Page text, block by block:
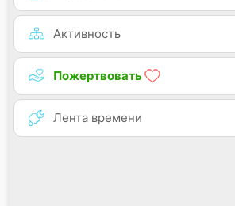
Активность
Пожертвовать
Лента времени